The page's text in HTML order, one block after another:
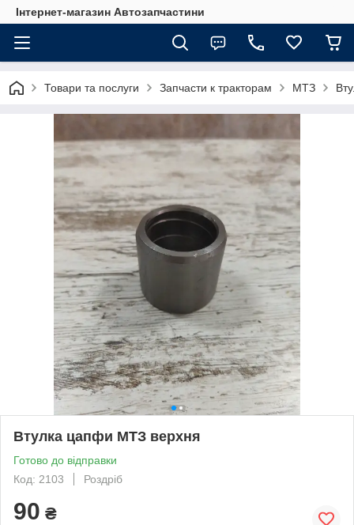
Інтернет-магазин Автозапчастини
Товари та послуги Запчасти к тракторам МТЗ
Втулка цапфи МТЗ верхня
Готово до відправки
Код: 2103
Роздріб
90 ₴